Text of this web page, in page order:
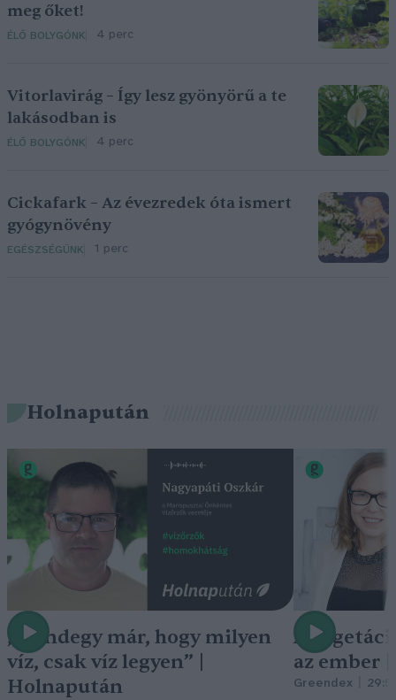
meg őket!
ÉLŐ BOLYGÓNK 4 perc
Vitorlavirág – Így lesz gyönyörű a te
lakásodban is
ÉLŐ BOLYGÓNK 4 perc
Cickafark – Az évezredek óta ismert
gyógynövény
EGÉSZSÉGÜNK 1 perc
Holnapután
„Mindegy már, hogy milyen
víz, csak víz legyen” |
Holnapután
A
az ember
Greendex